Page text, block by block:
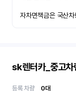
자차면책금은 국산
sk렌터카_중고차
등록 차량 0대